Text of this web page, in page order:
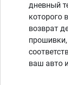
дневный
которого
возврат
прошивки,
ваш авто